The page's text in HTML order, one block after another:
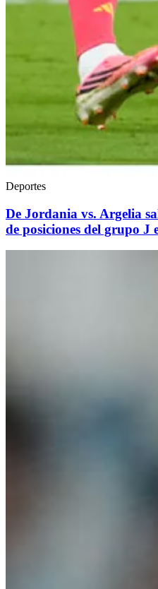
Deportes
De Jordania vs. Argelia
de posiciones del grupo J